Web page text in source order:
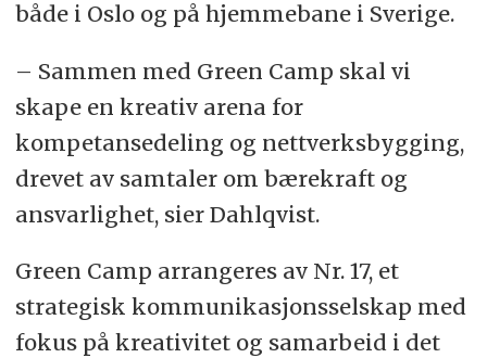
både i Oslo og på hjemmebane i Sverige.
– Sammen med Green Camp skal vi
skape en kreativ arena for
kompetansedeling og nettverksbygging,
drevet av samtaler om bærekraft og
ansvarlighet, sier Dahlqvist.
Green Camp arrangeres av Nr. 17, et
strategisk kommunikasjonsselskap med
fokus på kreativitet og samarbeid i det